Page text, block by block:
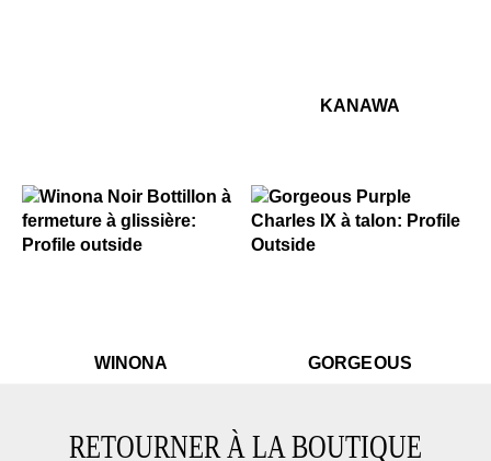
KANAWA
WINONA GORGEOUS
RETOURNER À LA BOUTIQUE